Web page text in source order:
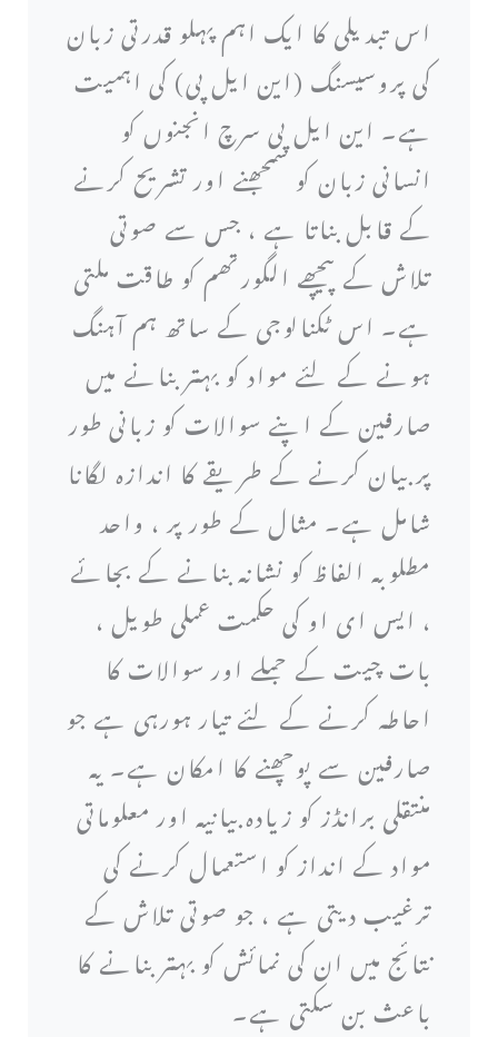
اس تبدیلی کا ایک اہم پہلو قدرتی زبان
کی پروسیسنگ (این ایل پی) کی اہمیت
ہے۔ این ایل پی سرچ انجنوں کو
انسانی زبان کو سمجھنے اور تشریح کرنے
کے قابل بناتا ہے ، جس سے صوتی
تلاش کے پیچھے الگورتھم کو طاقت ملتی
ہے۔ اس ٹکنالوجی کے ساتھ ہم آہنگ
ہونے کے لئے مواد کو بہتر بنانے میں
صارفین کے اپنے سوالات کو زبانی طور
پر بیان کرنے کے طریقے کا اندازہ لگانا
شامل ہے۔ مثال کے طور پر ، واحد
مطلوبہ الفاظ کو نشانہ بنانے کے بجائے
، ایس ای او کی حکمت عملی طویل ،
بات چیت کے جملے اور سوالات کا
احاطہ کرنے کے لئے تیار ہورہی ہے جو
صارفین سے پوچھنے کا امکان ہے۔ یہ
منتقلی برانڈز کو زیادہ بیانیہ اور معلوماتی
مواد کے انداز کو استعمال کرنے کی
ترغیب دیتی ہے ، جو صوتی تلاش کے
نتائج میں ان کی نمائش کو بہتر بنانے کا
باعث بن سکتی ہے۔